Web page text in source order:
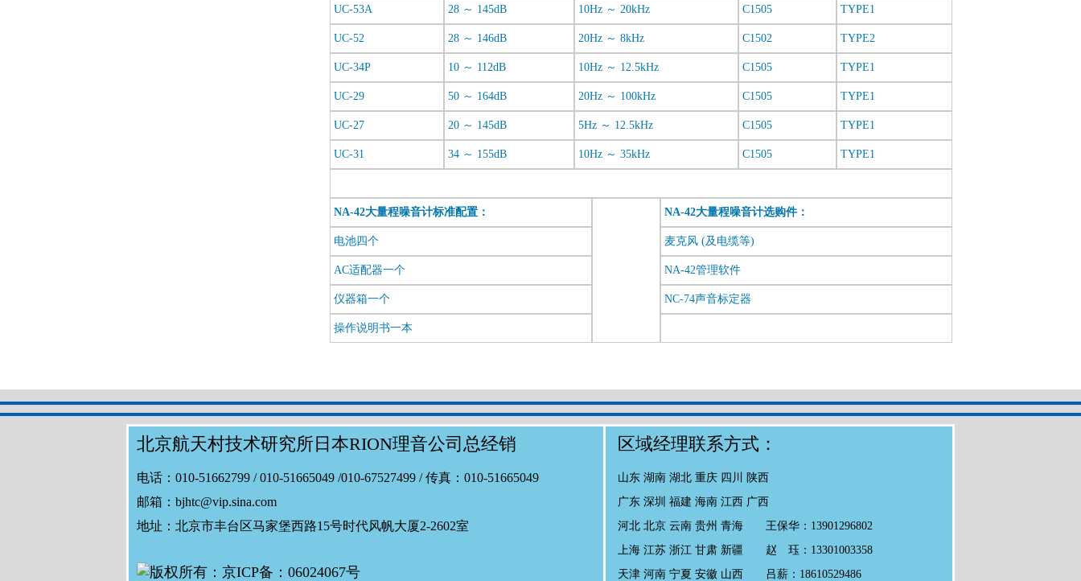
UC-53A 28 ～ 145dB 10Hz ～ 20kHz C1505 TYPE1
UC-52 28 ～ 146dB 20Hz ～ 8kHz C1502 TYPE2
UC-34P 10 ～ 112dB 10Hz ～ 12.5kHz C1505 TYPE1
UC-29 50 ～ 164dB 20Hz ～ 100kHz C1505 TYPE1
UC-27 20 ～ 145dB 5Hz ～ 12.5kHz C1505 TYPE1
UC-31 34 ～ 155dB 10Hz ～ 35kHz C1505 TYPE1
NA-42大量程噪音计标准配置： NA-42大量程噪音计选购件：
电池四个 麦克风 (及电缆等)
AC适配器一个 NA-42管理软件
仪器箱一个 NC-74声音标定器
操作说明书一本
北京航天村技术研究所日本RION理音公司总经销
电话：010-51662799 / 010-51665049 /010-67527499 / 传真：010-51665049
邮箱：bjhtc@vip.sina.com
地址：北京市丰台区马家堡西路15号时代风帆大厦2-2602室
版权所有：京ICP备：06024067号
区域经理联系方式：
山东 湖南 湖北 重庆 四川 陕西
广东 深圳 福建 海南 江西 广西
河北 北京 云南 贵州 青海 王保华：13901296802
上海 江苏 浙江 甘肃 新疆 赵 珏：13301003358
天津 河南 宁夏 安徽 山西 吕薪：18610529486